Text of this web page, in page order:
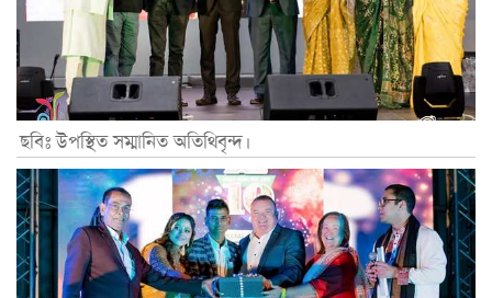
ছবিঃ উপস্থিত সম্মানিত অতিথিবৃন্দ।